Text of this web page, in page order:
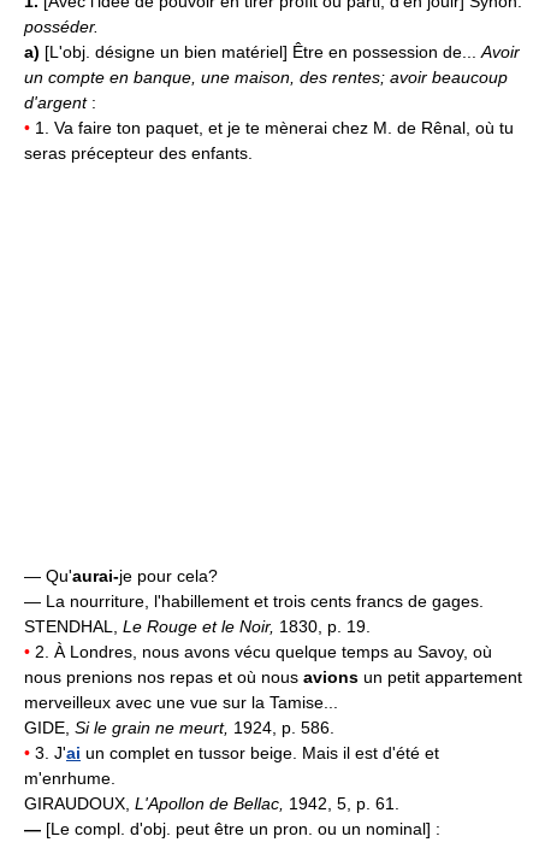
posséder.
a) [L'obj. désigne un bien matériel] Être en possession de...Avoir
un compte en banque, une maison, des rentes; avoir beaucoup
d'argent:
• 1. Va faire ton paquet, et je te mènerai chez M. de Rênal, où tu
seras précepteur des enfants.
— Qu'aurai-je pour cela?
— La nourriture, l'habillement et trois cents francs de gages.
STENDHAL, Le Rouge et le Noir, 1830, p. 19.
• 2. À Londres, nous avons vécu quelque temps au Savoy, où
nous prenions nos repas et où nous avions un petit appartement
merveilleux avec une vue sur la Tamise...
GIDE, Si le grain ne meurt, 1924, p. 586.
• 3. J'ai un complet en tussor beige. Mais il est d'été et
m'enrhume.
GIRAUDOUX, L'Apollon de Bellac, 1942, 5, p. 61.
— [Le compl. d'obj. peut être un pron. ou un nominal] :